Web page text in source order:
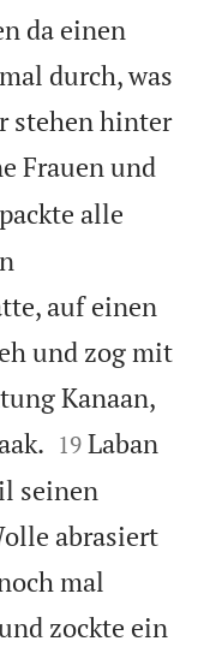
da einen
durch, was
stehen hinter
Frauen und
packte alle
auf einen
und zog mit
Kanaan,


19 Laban
seinen
abrasiert
mal
zockte ein